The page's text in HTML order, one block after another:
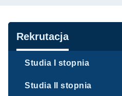
Nawigacja
Rekrutacja
Studia I stopnia
Studia II stopnia